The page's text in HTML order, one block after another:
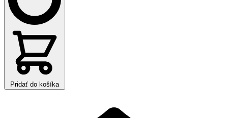
Pridať do košíka